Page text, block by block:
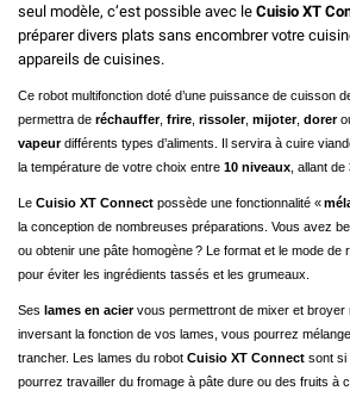
seul modèle, c’est possible avec le Cuisio XT
préparer divers plats sans encombrer votre
appareils de cuisines.
Ce robot multifonction doté d’une puissance de cuisson
permettra de réchauffer, frire rissoler, mijoter, dorer
vapeurdifférents types d’aliments. Il servira à cuire
la température de votre choix entre 10 niveaux , allant de
Le Cuisio XT Connect possède une fonctionnalité «mé
la conception de nombreuses préparations. Vous avez
ou obtenir une pâte homogène? Le format et le mode de
pour éviter les ingrédients tassés et les grumeaux.
Ses lames en aciervous permettront de mixer et broyer
inversant la fonction de vos lames, vous pourrez
trancher. Les lames du robot Cuisio XT Connect sont si
pourrez travailler du fromage à pâte dure ou des fruits à